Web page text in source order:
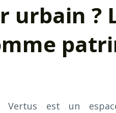
urbain ?
Vertus est un